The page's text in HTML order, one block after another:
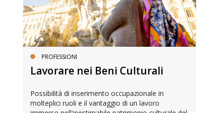
PROFESSIONI
Lavorare nei Beni Culturali
Possibilità di inserimento occupazionale in
molteplici ruoli e il vantaggio di un lavoro